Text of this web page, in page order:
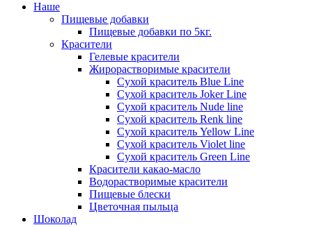
Наше
Пищевые добавки
Пищевые добавки по 5кг.
Красители
Гелевые красители
Жирорастворимые красители
Сухой краситель Blue Line
Сухой краситель Joker Line
Сухой краситель Nude line
Сухой краситель Renk line
Сухой краситель Yellow Line
Сухой краситель Violet line
Сухой краситель Green Line
Красители какао-масло
Водорастворимые красители
Пищевые блески
Цветочная пыльца
Шоколад